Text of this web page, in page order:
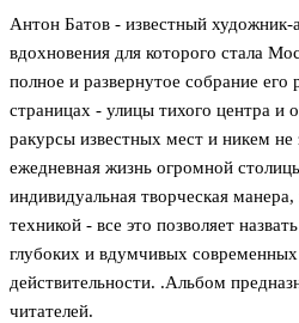
Антон Батов - известный художник-
вдохновения для которого стала
полное и развернутое собрание его
страницах - улицы тихого центра и
ракурсы известных мест и никем не
ежедневная жизнь огромной
индивидуальная творческая манера,
техникой - все это позволяет
глубоких и вдумчивых
действительности. .Альбом
читателей.